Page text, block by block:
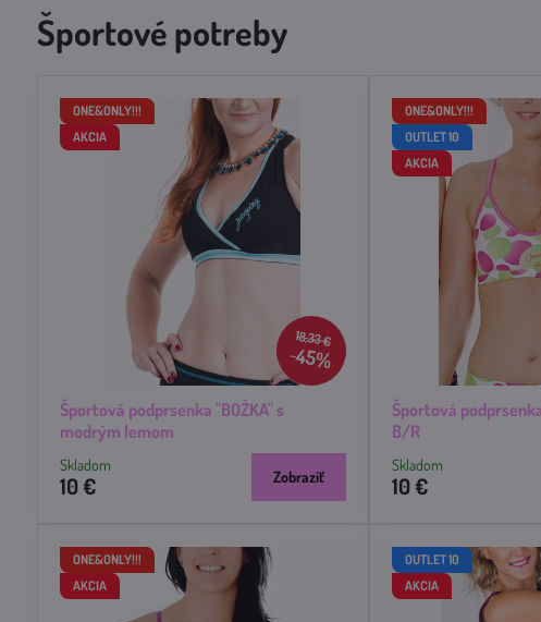
Športové potreby
18,33 €
45%
ONE&ONLY!!!
AKCIA
Športová podprsenka "BOŽKA" s
modrým lemom
Skladom
10 € Zobraziť
ONE&ONLY!!!
OUTLET 10
AKCIA
Športová
B/R
Skladom
10 €
ONE&ONLY!!!
AKCIA
OUTLET 10
AKCIA